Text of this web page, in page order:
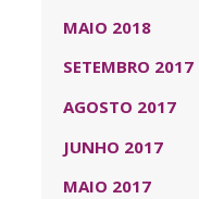
MAIO 2018
SETEMBRO 2017
AGOSTO 2017
JUNHO 2017
MAIO 2017